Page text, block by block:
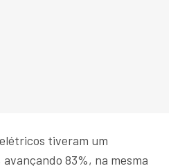
tiveram um
83%, na mesma